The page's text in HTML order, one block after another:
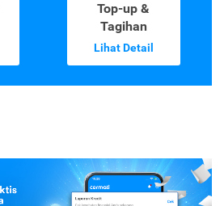
Top-up &
Tagihan
Lihat Detail